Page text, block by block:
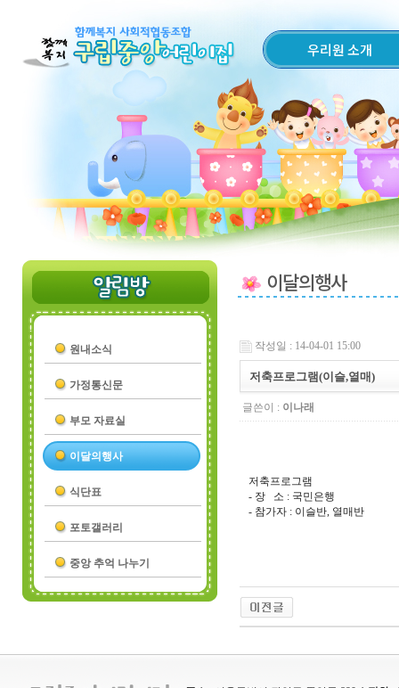
우리원 소개
원내소식
가정통신문
부모 자료실
이달의행사
식단표
포토갤러리
중앙 추억 나누기
이달의행사
작성일 : 14-04-01 15:00
저축프로그램(이슬,열매)
글쓴이 : 이나래
저축프로그램
- 장 소 : 국민은행
- 참가자 : 이슬반, 열매반